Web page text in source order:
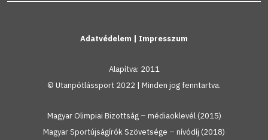
Adatvédelem | Impresszum
Alapítva: 2011
© Utanpótlássport 2022 | Minden jog fenntartva.
Magyar Olimpiai Bizottság – médiaoklevél (2015)
Magyar Sportújságírók Szövetsége – nívódíj (2018)